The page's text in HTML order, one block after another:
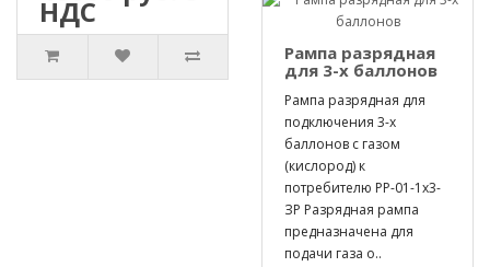
НДС
Рампа разрядная
для 3-х баллонов
Рампа разрядная для
подключения 3-х
баллонов с газом
(кислород) к
потребителю РР-01-1х3-
ЗР Разрядная рампа
предназначена для
подачи газа о..